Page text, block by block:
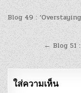
แนะแนว
เรื่อง
Blog 49 : ‘Overstaying
← Blog 51 :
ใส่ความเห็น